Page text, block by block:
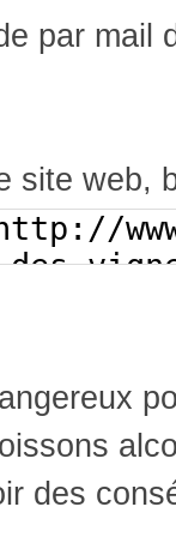
par mail
site web,
des